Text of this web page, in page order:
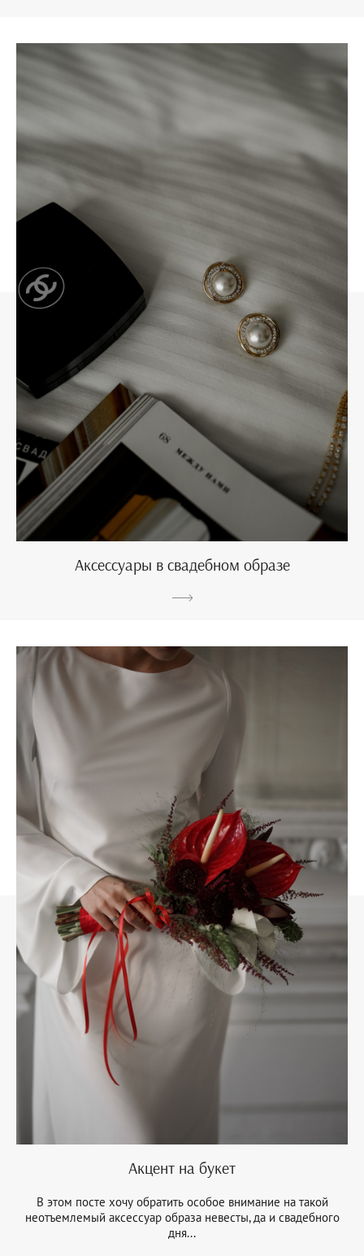
Аксессуары в свадебном образе
Акцент на букет
В этом посте хочу обратить особое внимание на такой
неотъемлемый аксессуар образа невесты, да и свадебного
дня...